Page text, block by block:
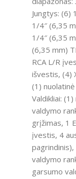
Jungtys: (6)
1/4″ (6,35
1/4″ (6,35
(6,35 mm)
RCA L/R
išvestis, (4)
(1)
Valdikliai:
valdymo
grįžimas, 1
įvestis, 4
valdymo
garsumo